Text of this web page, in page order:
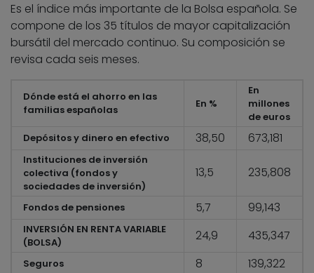
Es el índice más importante de la Bolsa española. Se
compone de los 35 títulos de mayor capitalización
bursátil del mercado continuo. Su composición se
revisa cada seis meses.
Dónde está el ahorro en las
familias españolas
En %
En
millones
de euros
Depósitos y dinero en efectivo
38,50 673,181
Instituciones de inversión
colectiva (fondos y
sociedades de inversión)
13,5 235,808
Fondos de pensiones 5,7 99,143
INVERSIÓN EN RENTA VARIABLE
(BOLSA)
24,9 435,347
Seguros 8 139,322